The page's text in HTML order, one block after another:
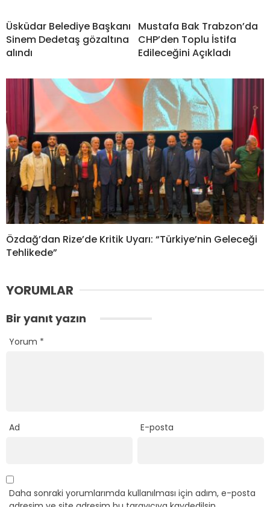
Üsküdar Belediye Başkanı
Sinem Dedetaş gözaltına
alındı
Mustafa Bak Trabzon’da
CHP’den Toplu İstifa
Edileceğini Açıkladı
Özdağ’dan Rize’de Kritik Uyarı: “Türkiye’nin Geleceği
Tehlikede”
YORUMLAR
Bir yanıt yazın
Yorum *
Ad E-posta
Daha sonraki yorumlarımda kullanılması için adım, e-posta